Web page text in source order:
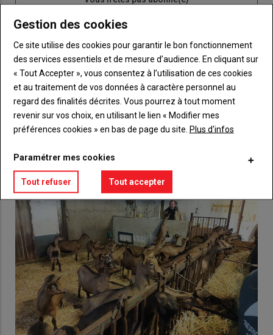
titre
BodyChoisissez votre formule et créez votre
compte pour accéder à tout {nom-site}.
Lien Créez un compte
VOUS AIMEREZ AUSSI
Gestion des cookies
Ce site utilise des cookies pour garantir le bon fonctionnement
des services essentiels et de mesure d’audience. En cliquant sur
« Tout Accepter », vous consentez à l’utilisation de ces cookies
et au traitement de vos données à caractère personnel au
regard des finalités décrites. Vous pourrez à tout moment
revenir sur vos choix, en utilisant le lien « Modifier mes
préférences cookies » en bas de page du site. Plus d'infos
Paramétrer mes cookies
Tout refuser Tout accepter